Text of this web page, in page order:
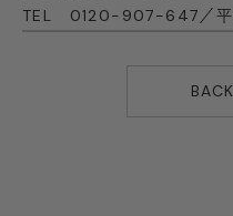
TEL 0120-907-647／平